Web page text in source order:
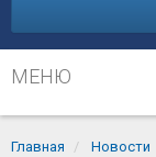
МЕНЮ
Главная Новости